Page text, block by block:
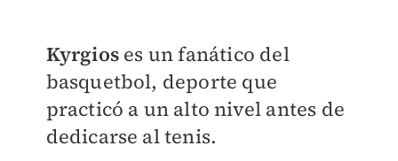
Kyrgios es un fanático del
basquetbol, deporte que
practicó a un alto nivel antes de
dedicarse al tenis.